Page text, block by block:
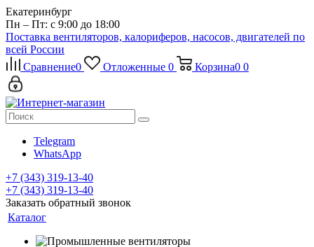
Екатеринбург
Пн – Пт: с 9:00 до 18:00
Поставка вентиляторов, калориферов, насосов, двигателей по
всей России
Сравнение0 Отложенные 0 Корзина0 0
Telegram
WhatsApp
+7 (343) 319-13-40
+7 (343) 319-13-40
Заказать обратный звонок
Каталог